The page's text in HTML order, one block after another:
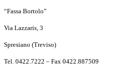
“Fassa Bortolo”
Via Lazzaris, 3
Spresiano (Treviso)
Tel. 0422.7222 – Fax 0422.887509